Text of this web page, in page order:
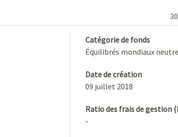
Catégorie de fonds
Équilibrés mondiaux
Date de création
09 juillet 2018
Ratio des frais de gestion
-